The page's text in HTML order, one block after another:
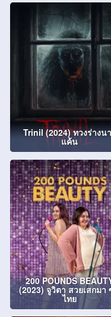
Trinil (2024) ทวงร่างน
แค้น
200 POUNDS
(2023) จูวิตา สวยเสกมา
ไทย